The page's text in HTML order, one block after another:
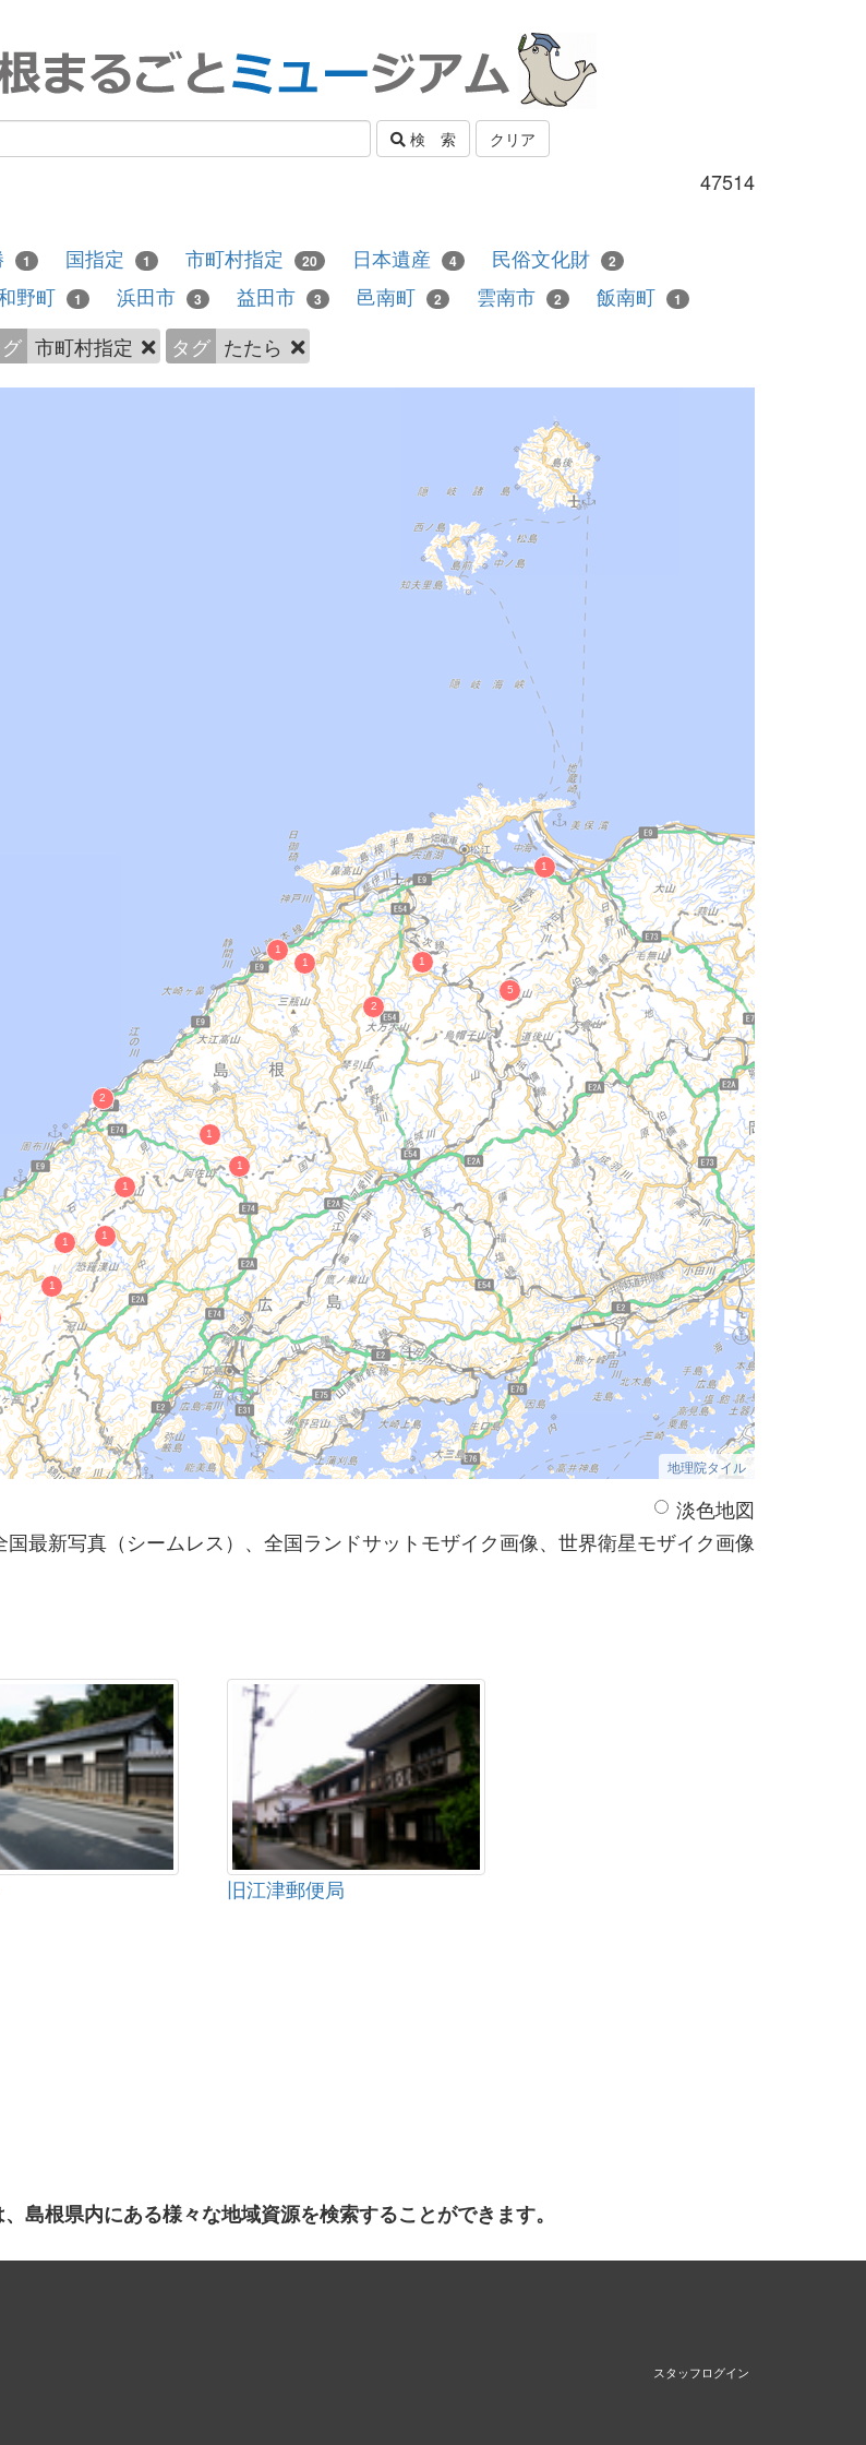
検 索 クリア
47514
1 国指定 1 市町村指定 20 日本遺産 4 民俗文化財 2
野町 1 浜田市 3 益田市 3 邑南町 2 雲南市 2 飯南町 1
市町村指定 タグ たたら
地理院タイル
淡色地図
国最新写真（シームレス）、全国ランドサットモザイク画像、世界衛星モザイク画像
旧江津郵便局
島根県内にある様々な地域資源を検索することができます。
スタッフログイン